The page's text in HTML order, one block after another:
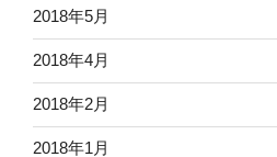
2018年5月
2018年4月
2018年2月
2018年1月